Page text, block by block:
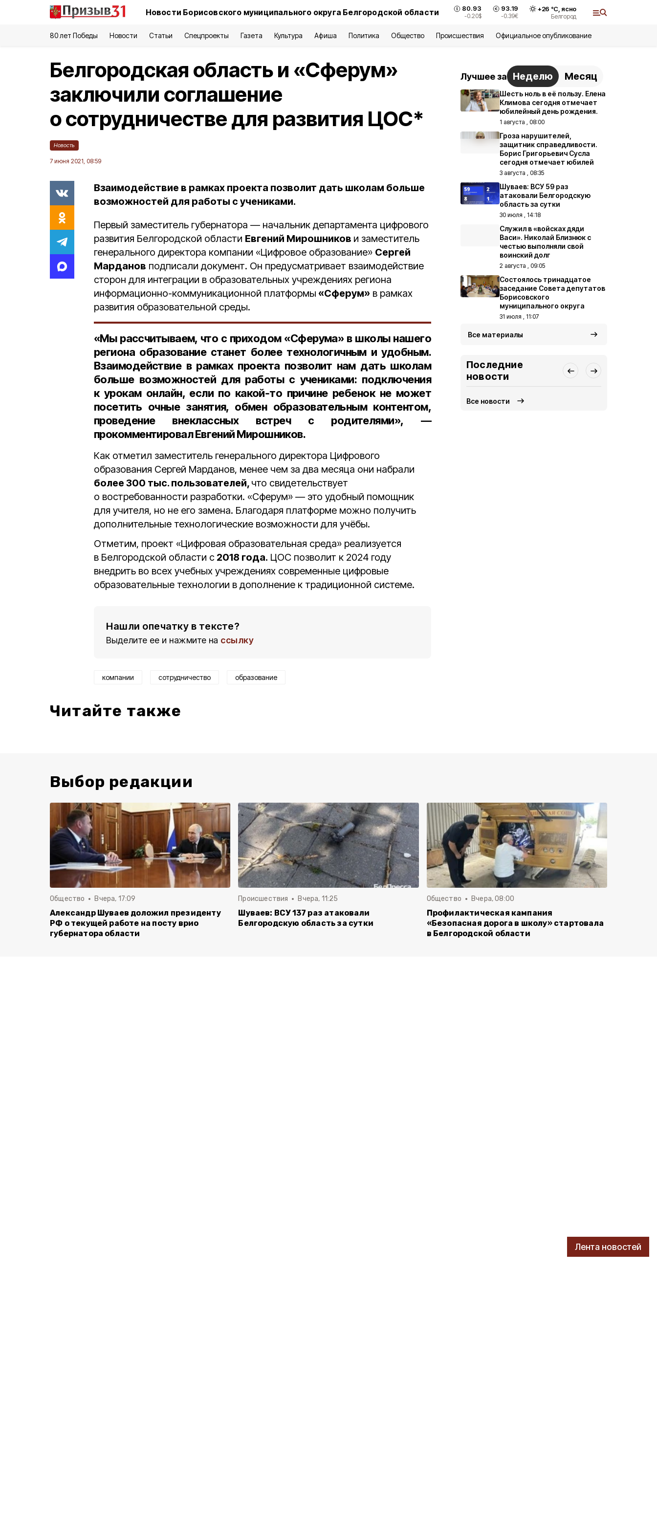
Новости Борисовского муниципального округа Белгородской области 80.93
-0.20$
93.19
-0.39€
+26 °С, ясно
Белгород
80 лет Победы Новости Статьи Спецпроекты Газета Культура Афиша Политика Общество Происшествия Официальное опубликование
Лента новостей
Белгородская область и «Сферум»
заключили соглашение
о сотрудничестве для развития ЦОС*
Новость
7 июня 2021, 08:59
Взаимодействие в рамках проекта позволит дать школам больше
возможностей для работы с учениками.
Первый заместитель губернатора — начальник департамента цифрового
развития Белгородской области Евгений Мирошников и заместитель
генерального директора компании «Цифровое образование» Сергей
Марданов подписали документ. Он предусматривает взаимодействие
сторон для интеграции в образовательных учреждениях региона
информационно-коммуникационной платформы «Сферум» в рамках
развития образовательной среды.
«Мы рассчитываем, что с приходом «Сферума» в школы нашего
региона образование станет более технологичным и удобным.
Взаимодействие в рамках проекта позволит нам дать школам
больше возможностей для работы с учениками: подключения
к урокам онлайн, если по какой‑то причине ребенок не может
посетить очные занятия, обмен образовательным контентом,
проведение внеклассных встреч с родителями», —
прокомментировал Евгений Мирошников.
Как отметил заместитель генерального директора Цифрового
образования Сергей Марданов, менее чем за два месяца они набрали
более 300 тыс. пользователей, что свидетельствует
о востребованности разработки. «Сферум» — это удобный помощник
для учителя, но не его замена. Благодаря платформе можно получить
дополнительные технологические возможности для учёбы.
Отметим, проект «Цифровая образовательная среда» реализуется
в Белгородской области с 2018 года. ЦОС позволит к 2024 году
внедрить во всех учебных учреждениях современные цифровые
образовательные технологии в дополнение к традиционной системе.
Нашли опечатку в тексте?
Выделите ее и нажмите на ссылку
компании сотрудничество образование
Читайте также
Лучшее за Неделю Месяц
Шесть ноль в её пользу. Елена
Климова сегодня отмечает
юбилейный день рождения.
1 августа , 08:00
Гроза нарушителей,
защитник справедливости.
Борис Григорьевич Сусла
сегодня отмечает юбилей
3 августа , 08:35
Шуваев: ВСУ 59 раз
атаковали Белгородскую
область за сутки
30 июля , 14:18
Служил в «войсках дяди
Васи». Николай Близнюк с
честью выполняли свой
воинский долг
2 августа , 09:05
Состоялось тринадцатое
заседание Совета депутатов
Борисовского
муниципального округа
31 июля , 11:07
Все материалы
Последние
новости
Все новости
Выбор редакции
Общество Вчера, 17:09
Александр Шуваев доложил президенту
РФ о текущей работе на посту врио
губернатора области
Происшествия Вчера, 11:25
Шуваев: ВСУ 137 раз атаковали
Белгородскую область за сутки
Общество Вчера, 08:00
Профилактическая кампания
«Безопасная дорога в школу» стартовала
в Белгородской области